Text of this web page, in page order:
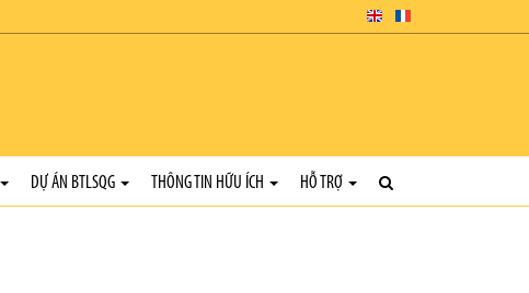
DỰ ÁN BTLSQG THÔNG TIN HỮU ÍCH HỖ TRỢ